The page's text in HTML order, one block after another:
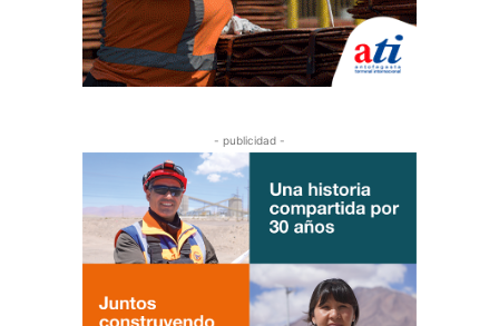
- publicidad -